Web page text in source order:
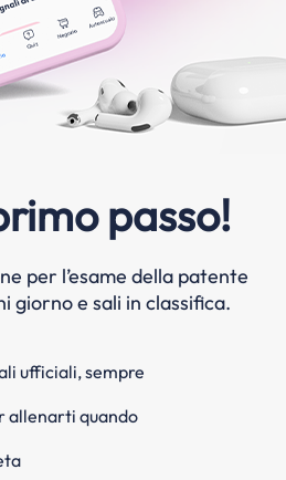
passo!
per l’esame della patente
giorno e sali in classifica.
ufficiali, sempre
allenarti quando